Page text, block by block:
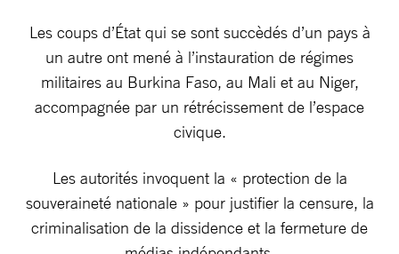
Les coups d’État qui se sont succèdés d’un pays à
un autre ont mené à l’instauration de régimes
militaires au Burkina Faso, au Mali et au Niger,
accompagnée par un rétrécissement de l’espace
civique.
Les autorités invoquent la « protection de la
souveraineté nationale » pour justifier la censure, la
criminalisation de la dissidence et la fermeture de